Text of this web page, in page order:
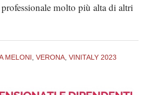
molto più alta di altri
MELONI VERONA VINITALY 2023